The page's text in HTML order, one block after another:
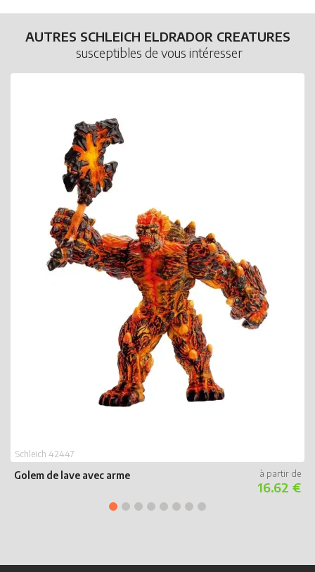
AUTRES SCHLEICH ELDRADOR CREATURES
susceptibles de vous intéresser
Golem de lave avec arme
Schleich 42447
16.62 €